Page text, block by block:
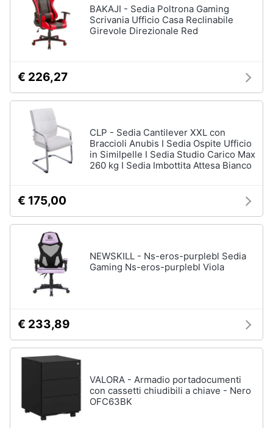
BAKAJI - Sedia Poltrona Gaming
Scrivania Ufficio Casa Reclinabile
Girevole Direzionale Red
€ 226,27
CLP - Sedia Cantilever XXL con
Braccioli Anubis I Sedia Ospite Ufficio
in Similpelle I Sedia Studio Carico Max
260 kg I Sedia Imbottita Attesa Bianco
€ 175,00
NEWSKILL - Ns-eros-purplebl Sedia
Gaming Ns-eros-purplebl Viola
€ 233,89
VALORA - Armadio portadocumenti
con cassetti chiudibili a chiave - Nero
OFC63BK